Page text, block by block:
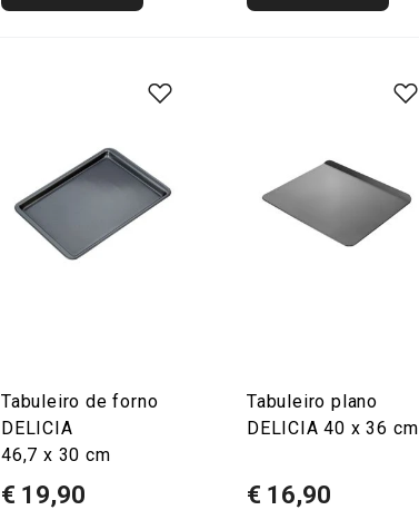
Tabuleiro de forno
DELICIA
46,7 x 30 cm
€ 19,90
Tabuleiro plano
DELICIA 40 x 36 cm
€ 16,90